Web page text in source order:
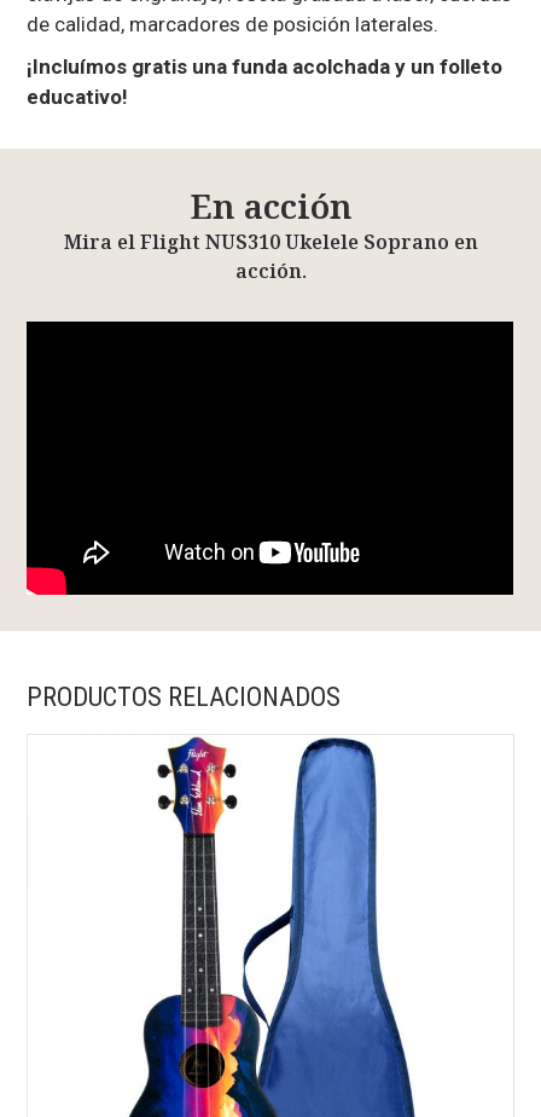
de calidad, marcadores de posición laterales.
¡Incluímos gratis una funda acolchada y un folleto
educativo!
En acción
Mira el Flight NUS310 Ukelele Soprano en
acción.
PRODUCTOS RELACIONADOS